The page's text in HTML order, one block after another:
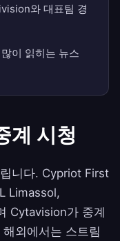
와 대표팀 경
이 읽히는 뉴스
계 시청
니다. Cypriot First
Limassol,
Cytavision가 중계
외에서는 스트림